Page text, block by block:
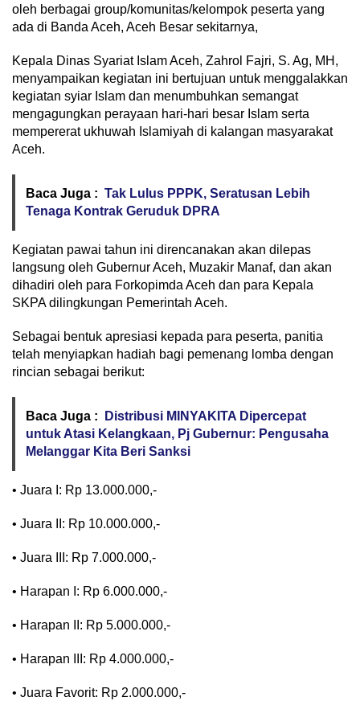
oleh berbagai group/komunitas/kelompok peserta yang
ada di Banda Aceh, Aceh Besar sekitarnya,
Kepala Dinas Syariat Islam Aceh, Zahrol Fajri, S. Ag, MH,
menyampaikan kegiatan ini bertujuan untuk menggalakkan
kegiatan syiar Islam dan menumbuhkan semangat
mengagungkan perayaan hari-hari besar Islam serta
mempererat ukhuwah Islamiyah di kalangan masyarakat
Aceh.
Baca Juga : Tak Lulus PPPK, Seratusan Lebih
Tenaga Kontrak Geruduk DPRA
Kegiatan pawai tahun ini direncanakan akan dilepas
langsung oleh Gubernur Aceh, Muzakir Manaf, dan akan
dihadiri oleh para Forkopimda Aceh dan para Kepala
SKPA dilingkungan Pemerintah Aceh.
Sebagai bentuk apresiasi kepada para peserta, panitia
telah menyiapkan hadiah bagi pemenang lomba dengan
rincian sebagai berikut:
Baca Juga :
Distribusi MINYAKITA Dipercepat
untuk Atasi Kelangkaan, Pj Gubernur: Pengusaha
Melanggar Kita Beri Sanksi
• Juara I: Rp 13.000.000,-
• Juara II: Rp 10.000.000,-
• Juara III: Rp 7.000.000,-
• Harapan I: Rp 6.000.000,-
• Harapan II: Rp 5.000.000,-
• Harapan III: Rp 4.000.000,-
• Juara Favorit: Rp 2.000.000,-